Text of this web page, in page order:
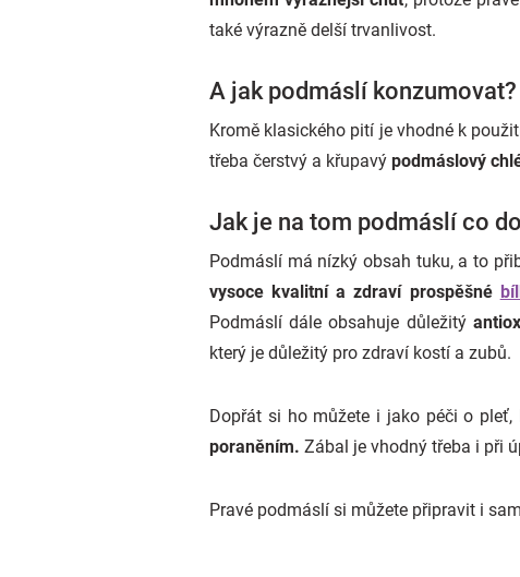
také výrazně delší trvanlivost.
A jak podmáslí konzumovat?
Kromě klasického pití je vhodné k
třeba čerstvý a křupavý podmáslový
Jak je na tom podmáslí co
Podmáslí má nízký obsah tuku, a to
vysoce kvalitní a zdraví prospěšné
Podmáslí dále obsahuje důležitý
který je důležitý pro zdraví kostí a zubů.
Dopřát si ho můžete i jako péči o pleť,
poraněním. Zábal je vhodný třeba i při
Pravé podmáslí si můžete připravit i